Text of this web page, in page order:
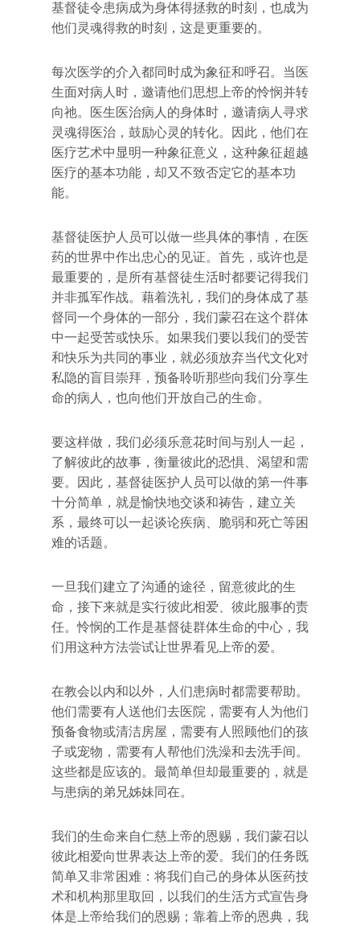
基督徒令患病成为身体得拯救的时刻，也成为
他们灵魂得救的时刻，这是更重要的。
每次医学的介入都同时成为象征和呼召。当医
生面对病人时，邀请他们思想上帝的怜悯并转
向祂。医生医治病人的身体时，邀请病人寻求
灵魂得医治，鼓励心灵的转化。因此，他们在
医疗艺术中显明一种象征意义，这种象征超越
医疗的基本功能，却又不致否定它的基本功
能。
基督徒医护人员可以做一些具体的事情，在医
药的世界中作出忠心的见证。首先，或许也是
最重要的，是所有基督徒生活时都要记得我们
并非孤军作战。藉着洗礼，我们的身体成了基
督同一个身体的一部分，我们蒙召在这个群体
中一起受苦或快乐。如果我们要以我们的受苦
和快乐为共同的事业，就必须放弃当代文化对
私隐的盲目崇拜，预备聆听那些向我们分享生
命的病人，也向他们开放自己的生命。
要这样做，我们必须乐意花时间与别人一起，
了解彼此的故事，衡量彼此的恐惧、渴望和需
要。因此，基督徒医护人员可以做的第一件事
十分简单，就是愉快地交谈和祷告，建立关
系，最终可以一起谈论疾病、脆弱和死亡等困
难的话题。
一旦我们建立了沟通的途径，留意彼此的生
命，接下来就是实行彼此相爱、彼此服事的责
任。怜悯的工作是基督徒群体生命的中心，我
们用这种方法尝试让世界看见上帝的爱。
在教会以内和以外，人们患病时都需要帮助。
他们需要有人送他们去医院，需要有人为他们
预备食物或清洁房屋，需要有人照顾他们的孩
子或宠物，需要有人帮他们洗澡和去洗手间。
这些都是应该的。最简单但却最重要的，就是
与患病的弟兄姊妹同在。
我们的生命来自仁慈上帝的恩赐，我们蒙召以
彼此相爱向世界表达上帝的爱。我们的任务既
简单又非常困难：将我们自己的身体从医药技
术和机构那里取回，以我们的生活方式宣告身
体是上帝给我们的恩赐；靠着上帝的恩典，我